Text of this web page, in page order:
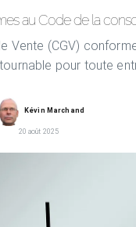
au Code de la
Vente (CGV)
pour toute
Kévin Marchand
20 août 2025